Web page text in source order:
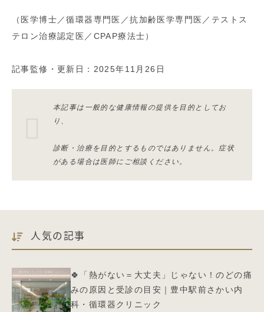
（医学博士／循環器専門医／抗加齢医学専門医／テストス
テロン治療認定医／CPAP療法士）
記事監修・更新日：2025年11月26日
本記事は一般的な健康情報の提供を目的としてお
り、
診断・治療を目的とするものではありません。症状
がある場合は医師にご相談ください。
人気の記事
🍀「熱がない＝大丈夫」じゃない！のどの痛
みの原因と受診の目安｜豊中駅前さかい内
科・循環器クリニック